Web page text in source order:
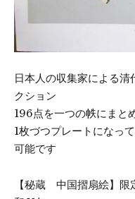
日本人の収集家による
クション
196点を一つの帙にまと
1枚づつプレートになっ
可能です
【秘蔵 中国摺扇絵】